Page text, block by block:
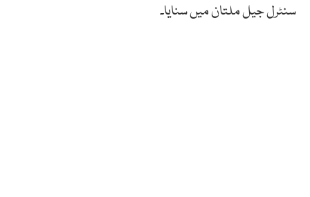
سنٹرل جیل ملتان میں سنایا۔